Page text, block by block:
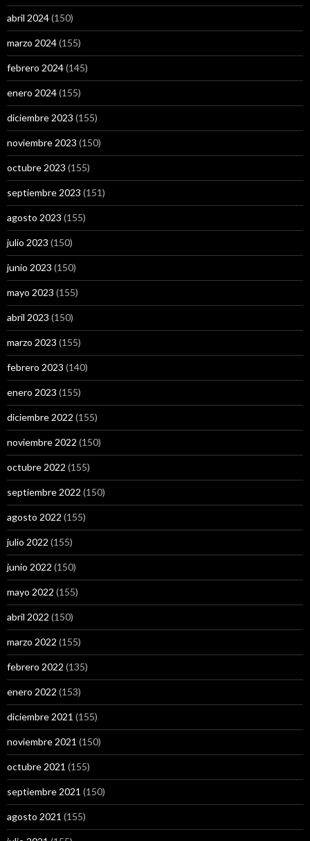
abril 2024(150)
marzo 2024(155)
febrero 2024(145)
enero 2024(155)
diciembre 2023 (155)
noviembre 2023 (150)
octubre 2023 (155)
septiembre 2023 (151)
agosto 2023 (155)
julio 2023 (150)
junio 2023 (150)
mayo 2023 (155)
abril 2023 (150)
marzo 2023 (155)
febrero 2023 (140)
enero 2023 (155)
diciembre 2022 (155)
noviembre 2022 (150)
octubre 2022 (155)
septiembre 2022 (150)
agosto 2022 (155)
julio 2022 (155)
junio 2022 (150)
mayo 2022 (155)
abril 2022 (150)
marzo 2022 (155)
febrero 2022 (135)
enero 2022 (153)
diciembre 2021 (155)
noviembre 2021 (150)
octubre 2021 (155)
septiembre 2021 (150)
agosto 2021 (155)